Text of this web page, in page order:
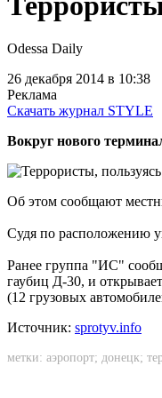
Odessa Daily
26 декабря 2014 в 10:38
Реклама
Скачать журнал STYLE
Вокруг нового
Об этом сообщают
Судя по расположению
Ранее группа "ИС"
гаубиц Д-30, и
(12 грузовых
Источник: sprotyv.info
метки: аэропорт; донецк;